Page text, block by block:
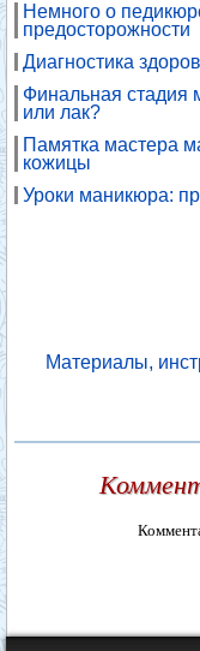
Немного о
предосторожности
Диагностика
Финальная стадия
или лак?
Памятка мастера
кожицы
Уроки маникюра:
Материалы,